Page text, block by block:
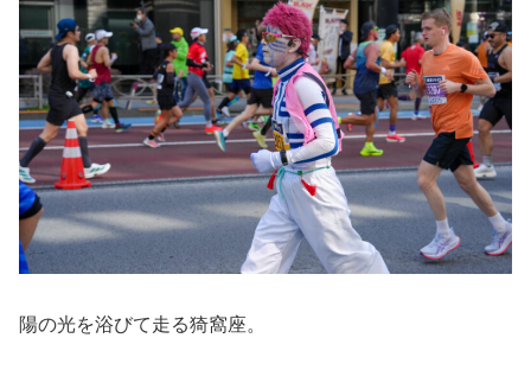
陽の光を浴びて走る猗窩座。